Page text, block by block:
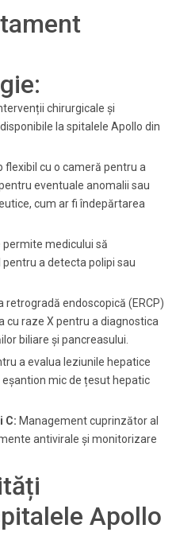
chirurgicale și
la spitalele Apollo din
flexibil cu o cameră pentru a
eventuale anomalii sau
cum ar fi îndepărtarea
permite medicului să
a detecta polipi sau
endoscopică (ERCP)
cu raze X pentru a diagnostica
biliare și pancreasului.
a evalua leziunile hepatice
mic de țesut hepatic
C: Management cuprinzător al
antivirale și monitorizare
Apollo